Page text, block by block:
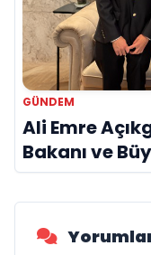
GÜNDEM
Ali Emre
Bakanı ve
Bir Araya